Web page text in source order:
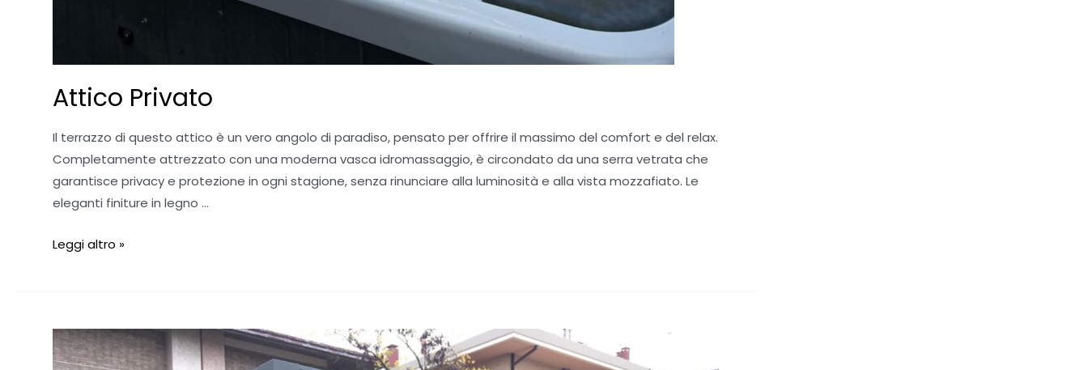
Attico Privato
Il terrazzo di questo attico è un vero angolo di paradiso, pensato per offrire il massimo del comfort e del relax.
Completamente attrezzato con una moderna vasca idromassaggio, è circondato da una serra vetrata che
garantisce privacy e protezione in ogni stagione, senza rinunciare alla luminosità e alla vista mozzafiato. Le
eleganti finiture in legno …
Leggi altro »